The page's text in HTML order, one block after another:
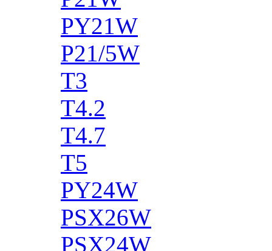
PY21W
P21/5W
T3
T4.2
T4.7
T5
PY24W
PSX26W
PSX24W